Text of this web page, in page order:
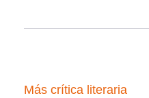
Más crítica literaria